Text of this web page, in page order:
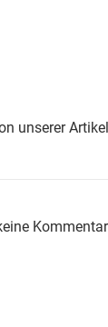
unserer